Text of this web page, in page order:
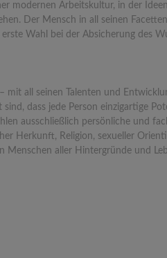
modernen Arbeitskultur, in der
Der Mensch in all seinen
Wahl bei der Absicherung des
mit all seinen Talenten und
dass jede Person einzigartige
ausschließlich persönliche und
Herkunft, Religion, sexueller
Menschen aller Hintergründe und